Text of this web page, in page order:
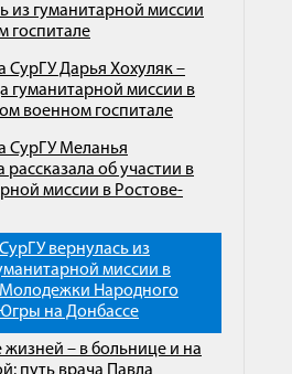
из гуманитарной миссии
госпитале
СурГУ Дарья Хохуляк –
гуманитарной миссии в
военном госпитале
СурГУ Меланья
рассказала об участии в
миссии в Ростове-
вернулась из
миссии в
Народного
на Донбассе
жизней – в больнице и на